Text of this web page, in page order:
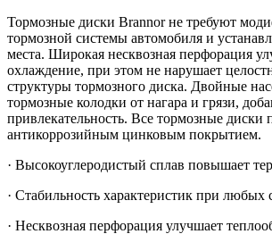
Тормозные диски Brannor не требуют
тормозной системы автомобиля и
места. Широкая несквозная перфорация
охлаждение, при этом не нарушает
структуры тормозного диска. Двойные
тормозные колодки от нагара и грязи,
привлекательность. Все тормозные диски
антикоррозийным цинковым покрытием.
· Высокоуглеродистый сплав повышает
· Стабильность характеристик при любых
· Несквозная перфорация улучшает